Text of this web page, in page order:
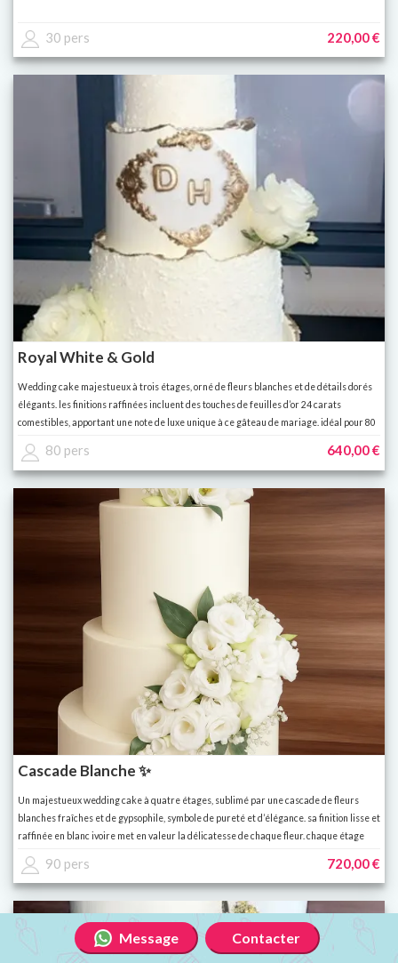
30 pers 220,00 €
Royal White & Gold
Wedding cake majestueux à trois étages, orné de fleurs blanches et de détails dorés
élégants. les finitions raffinées incluent des touches de feuilles d’or 24 carats
comestibles, apportant une note de luxe unique à ce gâteau de mariage. idéal pour 80
80 pers 640,00 €
Cascade Blanche ✨
Un majestueux wedding cake à quatre étages, sublimé par une cascade de fleurs
blanches fraîches et de gypsophile, symbole de pureté et d’élégance. sa finition lisse et
raffinée en blanc ivoire met en valeur la délicatesse de chaque fleur. chaque étage
expérience gourmande variée et inoubliable.
90 pers 720,00 €
Message Contacter